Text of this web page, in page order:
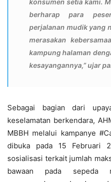
berharap para
perjalanan mudik yang
merasakan
kampung halaman
kesayangannya,” ujar
Sebagai bagian dari
keselamatan berkendara,
MBBH melalui kampanye
dibuka pada 15 Februari
sosialisasi terkait jumlah
bawaan pada sepeda